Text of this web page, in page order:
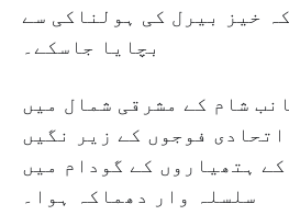
خیز بیرل کی ہولناکی سے
بچایا جاسکے۔
شام کے مشرقی شمال میں
فوجوں کے زیر نگیں
ہتھیاروں کے گودام میں
سلسلہ وار دھماکہ ہوا۔